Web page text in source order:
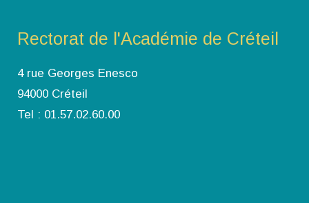
Rectorat de l'Académie de Créteil
4 rue Georges Enesco
94000 Créteil
Tel : 01.57.02.60.00